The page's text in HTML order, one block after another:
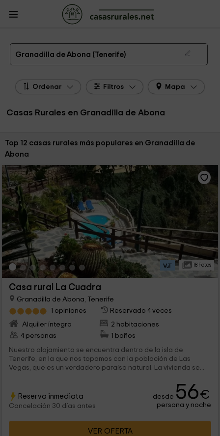
Casas Rurales
Tenerife
Casas Rurales Granadilla de Abona
Las 12 mejores casas rurales en Granadilla de Abona de 2026
Granadilla de Abona (Tenerife)
Ordenar Filtros Mapa
Casas Rurales en Granadilla de Abona
Ordenar por:
Top 12 casas rurales más populares en Granadilla de
Abona
18 Fotos
Casa rural La Cuadra
Granadilla de Abona, Tenerife
1 opiniones
Reservado 4 veces
Alquiler íntegro
2 habitaciones
4 personas
1 baños
Nuestro alojamiento se encuentra dentro de la isla de
Tenerife, en la que nos topamos con la población de Las
Vegas, que es un verdadero paraíso natural. La vivienda se...
Reserva inmediata
Cancelación 30 días antes
desde 56€
persona y noche
VER OFERTA